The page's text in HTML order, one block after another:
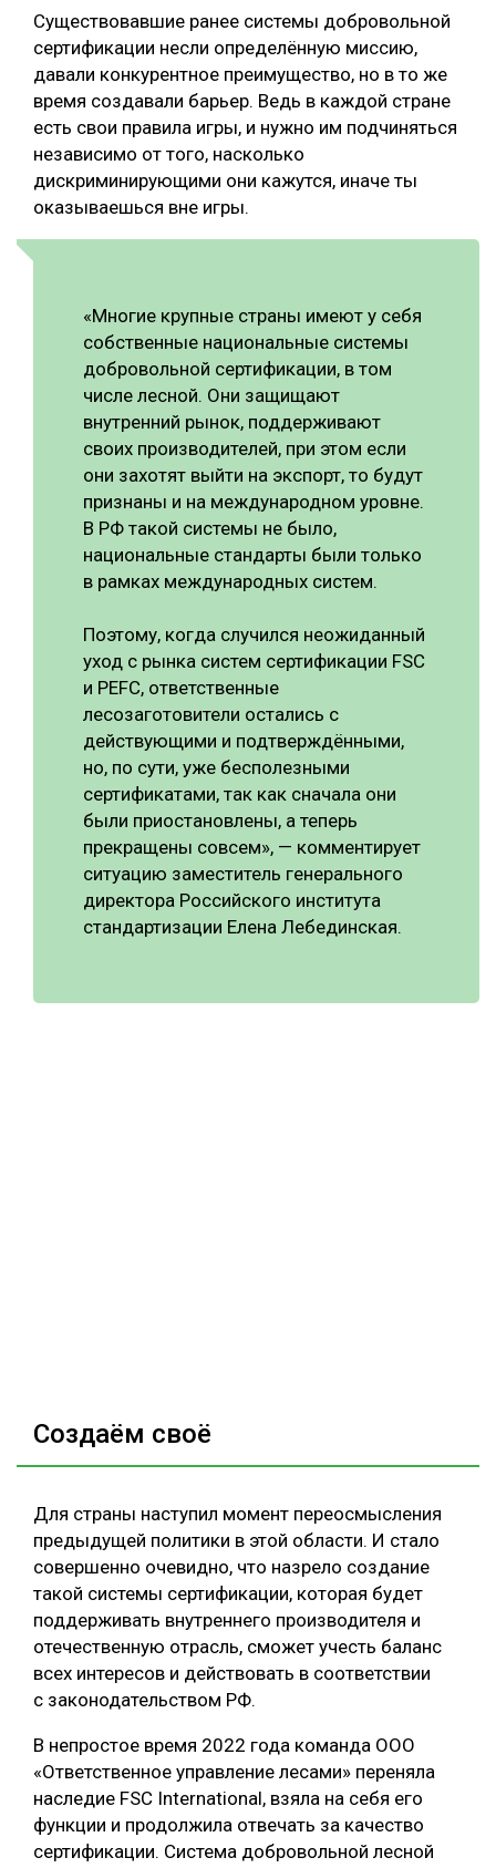
Существовавшие ранее системы добровольной
сертификации несли определённую миссию,
давали конкурентное преимущество, но в то же
время создавали барьер. Ведь в каждой стране
есть свои правила игры, и нужно им подчиняться
независимо от того, насколько
дискриминирующими они кажутся, иначе ты
оказываешься вне игры.
«Многие крупные страны имеют у себя
собственные национальные системы
добровольной сертификации, в том
числе лесной. Они защищают
внутренний рынок, поддерживают
своих производителей, при этом если
они захотят выйти на экспорт, то будут
признаны и на международном уровне.
В РФ такой системы не было,
национальные стандарты были только
в рамках международных систем.
Поэтому, когда случился неожиданный
уход с рынка систем сертификации FSC
и PЕFC, ответственные
лесозаготовители остались с
действующими и подтверждёнными,
но, по сути, уже бесполезными
сертификатами, так как сначала они
были приостановлены, а теперь
прекращены совсем», — комментирует
ситуацию заместитель генерального
директора Российского института
стандартизации Елена Лебединская.
Создаём своё
Для страны наступил момент переосмысления
предыдущей политики в этой области. И стало
совершенно очевидно, что назрело создание
такой системы сертификации, которая будет
поддерживать внутреннего производителя и
отечественную отрасль, сможет учесть баланс
всех интересов и действовать в соответствии
с законодательством РФ.
В непростое время 2022 года команда ООО
«Ответственное управление лесами» переняла
наследие FSC International, взяла на себя его
функции и продолжила отвечать за качество
сертификации. Система добровольной лесной